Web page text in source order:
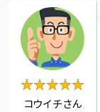
★★★★★
★★★★★
コウイチさん